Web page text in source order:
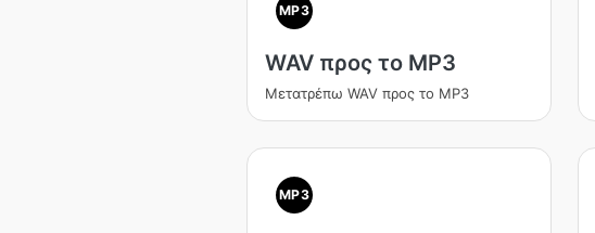
MP3
WAV προς το MP3
Μετατρέπω WAV προς το MP3
MP3